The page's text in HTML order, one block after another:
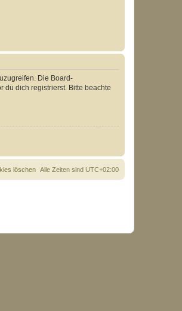
Die Board-
du dich registrierst. Bitte beachte
Alle Zeiten sind UTC+02:00
löschen